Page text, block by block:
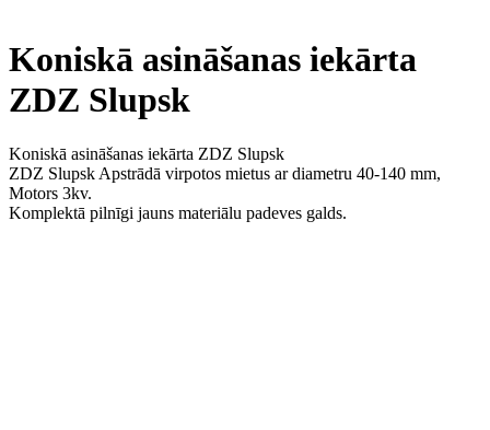
Koniskā asināšanas iekārta
ZDZ Slupsk
Koniskā asināšanas iekārta ZDZ Slupsk
ZDZ Slupsk Apstrādā virpotos mietus ar diametru 40-140 mm,
Motors 3kv.
Komplektā pilnīgi jauns materiālu padeves galds.